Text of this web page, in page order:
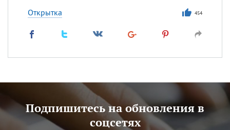
Открытка 454
Подпишитесь на обновления в
соцсетях